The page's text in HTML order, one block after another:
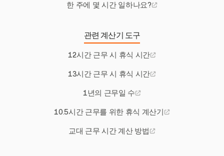
한 주에 몇 시간 일하나요?
관련 계산기 도구
12시간 근무 시 휴식 시간
13시간 근무 시 휴식 시간
1년의 근무일 수
10.5시간 근무를 위한 휴식 계산기
교대 근무 시간 계산 방법